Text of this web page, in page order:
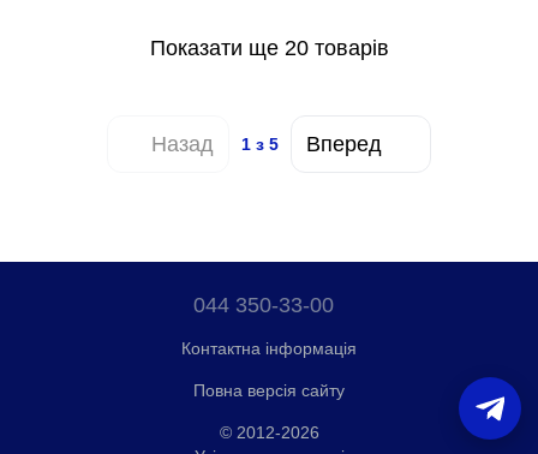
Показати ще 20 товарів
Назад 1 з 5 Вперед
044 350-33-00
Контактна інформація
Повна версія сайту
© 2012-2026